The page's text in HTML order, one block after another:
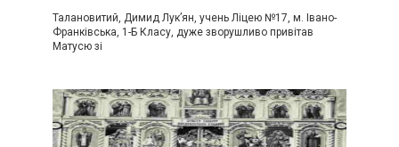
Талановитий, Димид Лук’ян, учень Ліцею №17, м. Івано-
Франківська, 1-Б Класу, дуже зворушливо привітав
Матусю зі